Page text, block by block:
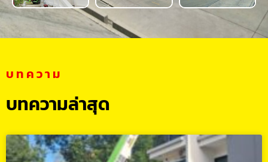
บทความ
บทความล่าสุด